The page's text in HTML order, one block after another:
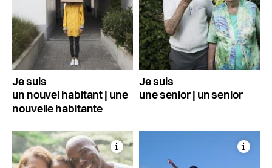
Actualités
Pilier public
Règlements
Je suis
un nouvel habitant | une
nouvelle habitante
Je suis
une senior | un senior